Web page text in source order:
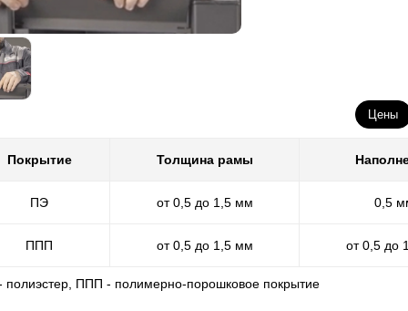
Цены
Покрытие Толщина рамы
ПЭ от 0,5 до 1,5 мм 0,5
ППП от 0,5 до 1,5 мм от 0,5 до
полиэстер, ППП - полимерно-порошковое покрытие